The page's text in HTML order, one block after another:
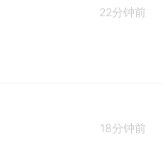
22分钟前
18分钟前